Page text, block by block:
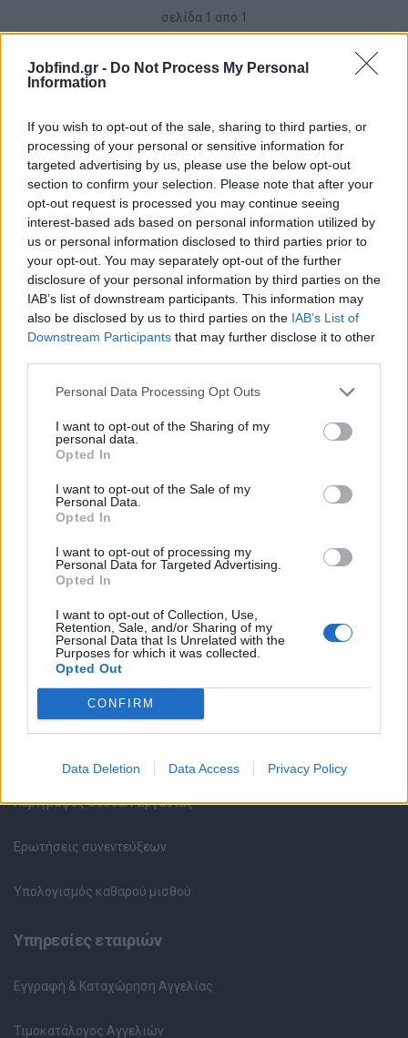
Jobfind.gr - Do Not Process My Personal
Information
If you wish to opt-out of the sale, sharing to third parties, or
processing of your personal or sensitive information for
targeted advertising by us, please use the below opt-out
section to confirm your selection. Please note that after your
opt-out request is processed you may continue seeing
interest-based ads based on personal information utilized by
us or personal information disclosed to third parties prior to
your opt-out. You may separately opt-out of the further
disclosure of your personal information by third parties on the
IAB’s list of downstream participants. This information may
also be disclosed by us to third parties on the IAB’s List of
Downstream Participants that may further disclose it to other
Personal Data Processing Opt Outs
I want to opt-out of the Sharing of my
personal data.
Opted In
I want to opt-out of the Sale of my
Personal Data.
Opted In
I want to opt-out of processing my
Personal Data for Targeted Advertising.
Opted In
I want to opt-out of Collection, Use,
Retention, Sale, and/or Sharing of my
Personal Data that Is Unrelated with the
Purposes for which it was collected.
Opted Out
CONFIRM
Data Deletion Data Access Privacy Policy
σελίδα 1 από 1
Θέσεις εργασίας
Όλες οι Θέσεις Εργασίας
Θέσεις Εργασίας ανά Εταιρεία
Κέντρο Βοήθειας
Υπηρεσίες υποψηφίων
Καταχώρηση Online Βιογραφικού
Συμβουλές Καριέρας
Περιγραφές Θέσεων Εργασίας
Ερωτήσεις συνεντεύξεων
Υπολογισμός καθαρού μισθού
Υπηρεσίες εταιριών
Εγγραφή & Καταχώρηση Αγγελίας
Τιμοκατάλογος Αγγελιών